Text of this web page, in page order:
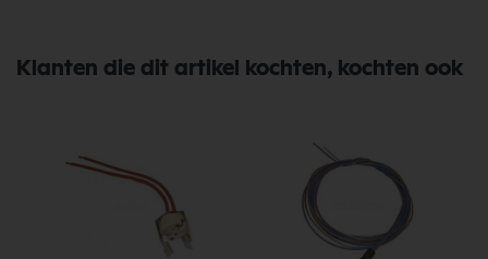
Klanten die dit artikel kochten, kochten ook